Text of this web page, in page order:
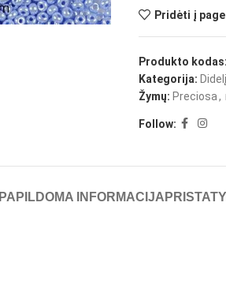
Pridėti į
Produkto kodas:
Kategorija:
Žymų: Preciosa,
Follow:
PAPILDOMA INFORMACIJA